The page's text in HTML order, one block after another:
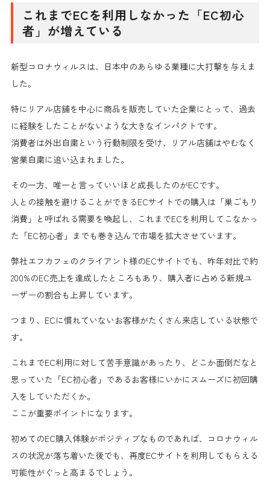
これまでECを利用しなかった「EC初心
者」が増えている
新型コロナウィルスは、日本中のあらゆる業種に大打撃を与えま
した。
特にリアル店舗を中心に商品を販売していた企業にとって、過去
に経験をしたことがないような大きなインパクトです。
消費者は外出自粛という行動制限を受け、リアル店舗はやむなく
営業自粛に追い込まれました。
その一方、 唯一と言っていいほど成長したのがECです。
人との接触を避けることができるECサイトでの購入は「巣ごもり
消費」と呼ばれる需要を喚起し、これまでECを利用してこなかっ
た「EC初心者」までも巻き込んで市場を拡大させています。
弊社エフカフェのクライアント様のECサイトでも、昨年対比で約
200%のEC売上を達成したところもあり、 購入者に占める新規ユ
ーザーの割合も上昇しています。
つまり、 ECに慣れていないお客様がたくさん来店している状態で
す。
これまでEC利用に対して苦手意識があったり、どこか面倒だなと
思っていた 「EC初心者」であるお客様にいかにスムーズに初回購
入をしていただくか。
ここが重要ポイントになります。
初めてのEC購入体験がポジティブなものであれば、コロナウィル
スの状況が落ち着いた後でも、 再度ECサイトを利用してもらえる
可能性がぐっと高まる でしょう。